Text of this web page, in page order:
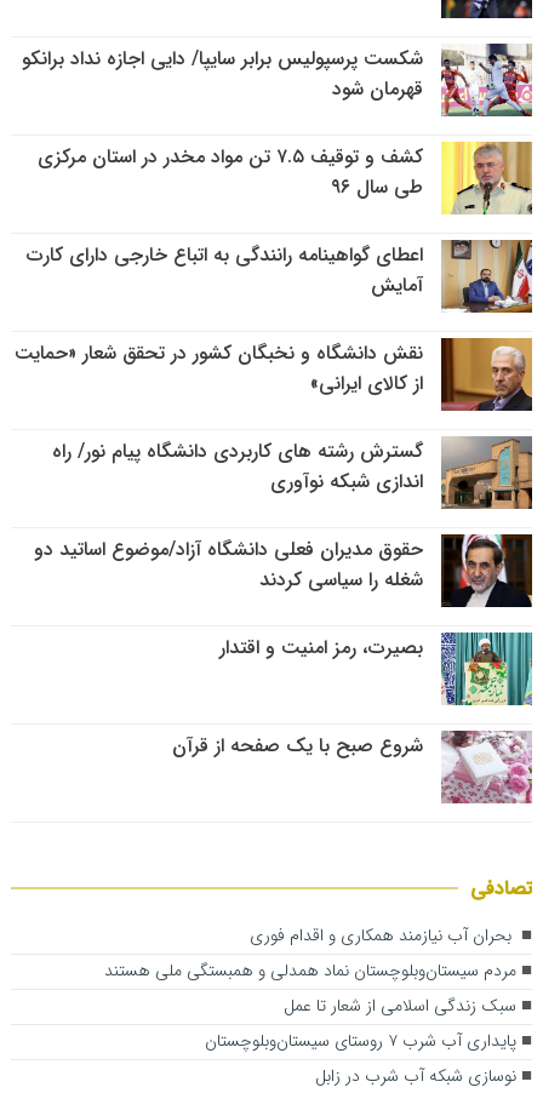
شکست پرسپولیس برابر سایپا/ دایی اجازه نداد برانکو
قهرمان شود
کشف و توقیف ۷.۵ تن مواد مخدر در استان مرکزی
طی سال ۹۶
اعطای گواهینامه رانندگی به اتباع خارجی دارای کارت
آمایش
نقش دانشگاه و نخبگان کشور در تحقق شعار «حمایت
از کالای ایرانی»
گسترش رشته های کاربردی دانشگاه پیام نور/ راه
اندازی شبکه نوآوری
حقوق مدیران فعلی دانشگاه آزاد/موضوع اساتید دو
شغله را سیاسی کردند
بصیرت، رمز امنیت و اقتدار
شروع صبح با یک صفحه از قرآن
تصادفی
بحران آب نیازمند همکاری و اقدام فوری
مردم سیستان‌وبلوچستان نماد همدلی و همبستگی ملی هستند
سبک زندگی اسلامی از شعار تا عمل
پایداری آب شرب ۷ روستای سیستان‌وبلوچستان
نوسازی شبکه آب شرب در زابل